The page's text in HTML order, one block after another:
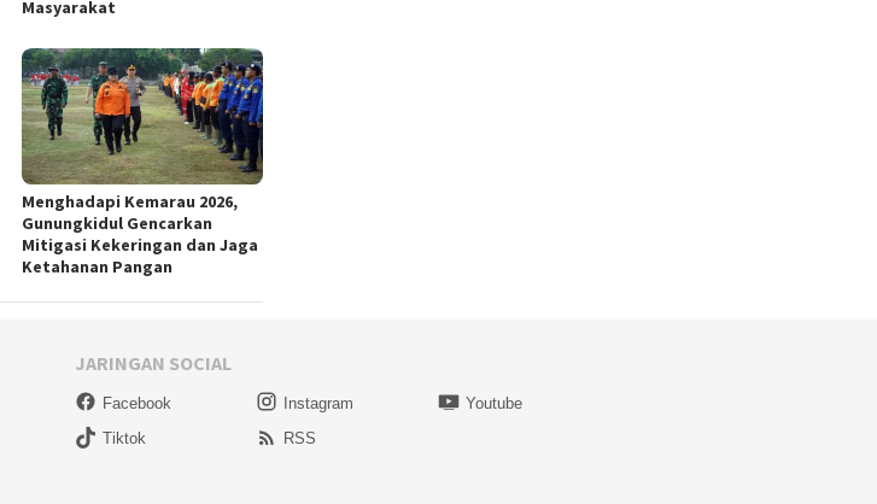
Masyarakat
Menghadapi Kemarau 2026,
Gunungkidul Gencarkan
Mitigasi Kekeringan dan Jaga
Ketahanan Pangan
JARINGAN SOCIAL
Facebook Instagram
Youtube
Tiktok
RSS